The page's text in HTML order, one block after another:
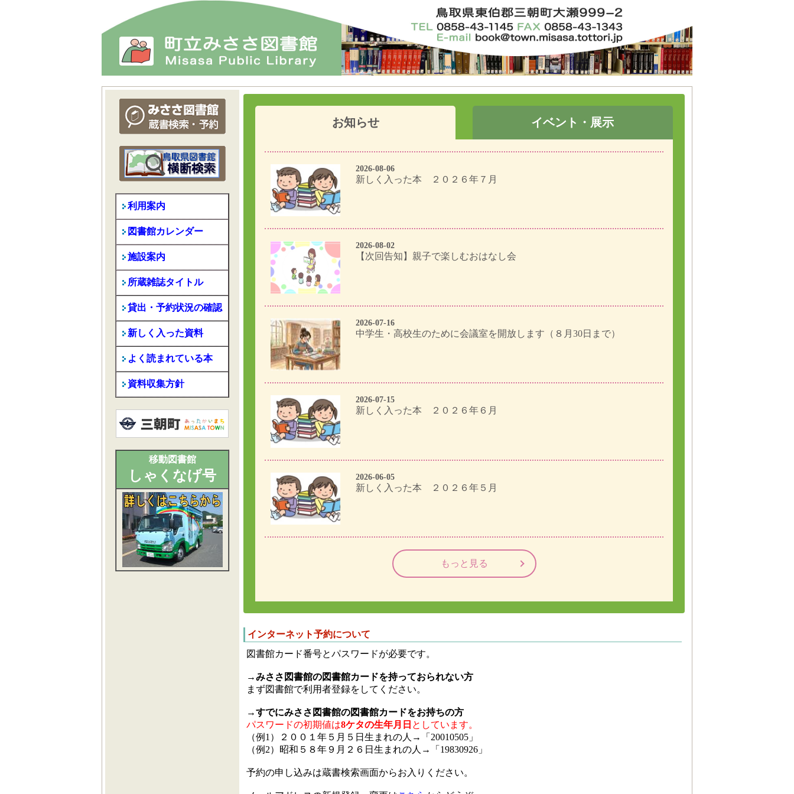
利用案内
図書館カレンダー
施設案内
所蔵雑誌タイトル
貸出・予約状況の確認
新しく入った資料
よく読まれている本
資料収集方針
移動図書館
しゃくなげ号
お知らせ イベント・展示
2026-08-06
新しく入った本 ２０２６年７月
2026-08-02
【次回告知】親子で楽しむおはなし会
2026-07-16
中学生・高校生のために会議室を開放します（８月30日まで）
2026-07-15
新しく入った本 ２０２６年６月
2026-06-05
新しく入った本 ２０２６年５月
もっと見る
インターネット予約について
図書館カード番号とパスワードが必要です。
→みささ図書館の図書館カードを持っておられない方
まず図書館で利用者登録をしてください。
→すでにみささ図書館の図書館カードをお持ちの方
パスワードの初期値は8ケタの生年月日 としています。
（例1）２００１年５月５日生まれの人→「20010505」
（例2）昭和５８年９月２６日生まれの人→「19830926」
予約の申し込みは蔵書検索画面からお入りください。